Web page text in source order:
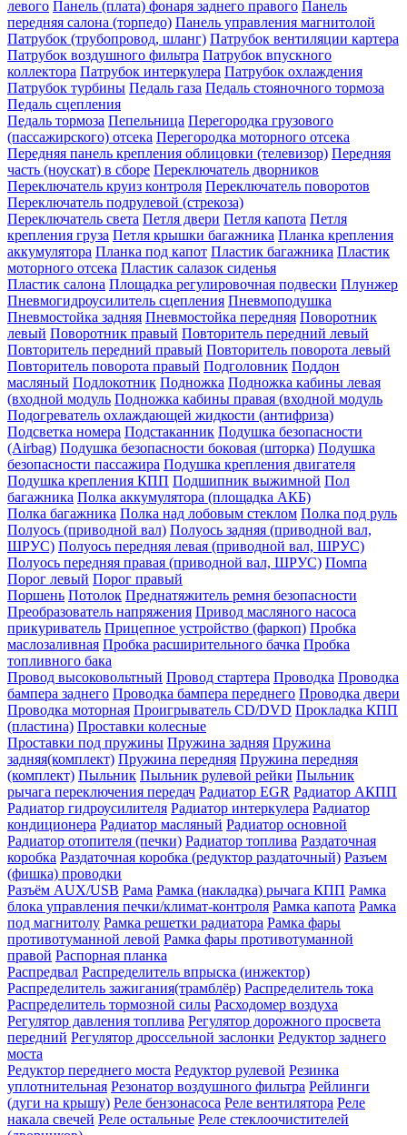
левого Панель (плата) фонаря заднего правого Панель
передняя салона (торпедо) Панель управления магнитолой
Патрубок (трубопровод, шланг) Патрубок вентиляции картера
Патрубок воздушного фильтра Патрубок впускного
коллектора Патрубок интеркулера Патрубок охлаждения
Патрубок турбины Педаль газа Педаль стояночного тормоза
Педаль сцепления
Педаль тормоза Пепельница Перегородка грузового
(пассажирского) отсека Перегородка моторного отсека
Передняя панель крепления облицовки (телевизор) Передняя
часть (ноускат) в сборе Переключатель дворников
Переключатель круиз контроля Переключатель поворотов
Переключатель подрулевой (стрекоза)
Переключатель света Петля двери Петля капота Петля
крепления груза Петля крышки багажника Планка крепления
аккумулятора Планка под капот Пластик багажника Пластик
моторного отсека Пластик салазок сиденья
Пластик салона Площадка регулировочная подвески Плунжер
Пневмогидроусилитель сцепления Пневмоподушка
Пневмостойка задняя Пневмостойка передняя Поворотник
левый Поворотник правый Повторитель передний левый
Повторитель передний правый Повторитель поворота левый
Повторитель поворота правый Подголовник Поддон
масляный Подлокотник Подножка Подножка кабины левая
(входной модуль Подножка кабины правая (входной модуль
Подогреватель охлаждающей жидкости (антифриза)
Подсветка номера Подстаканник Подушка безопасности
(Airbag) Подушка безопасности боковая (шторка) Подушка
безопасности пассажира Подушка крепления двигателя
Подушка крепления КПП Подшипник выжимной Пол
багажника Полка аккумулятора (площадка АКБ)
Полка багажника Полка над лобовым стеклом Полка под руль
Полуось (приводной вал) Полуось задняя (приводной вал,
ШРУС) Полуось передняя левая (приводной вал, ШРУС)
Полуось передняя правая (приводной вал, ШРУС) Помпа
Порог левый Порог правый
Поршень Потолок Преднатяжитель ремня безопасности
Преобразователь напряжения Привод масляного насоса
прикуриватель Прицепное устройство (фаркоп) Пробка
маслозаливная Пробка расширительного бачка Пробка
топливного бака
Провод высоковольтный Провод стартера Проводка Проводка
бампера заднего Проводка бампера переднего Проводка двери
Проводка моторная Проигрыватель CD/DVD Прокладка КПП
(пластина) Проставки колесные
Проставки под пружины Пружина задняя Пружина
задняя(комплект) Пружина передняя Пружина передняя
(комплект) Пыльник Пыльник рулевой рейки Пыльник
рычага переключения передач Радиатор EGR Радиатор АКПП
Радиатор гидроусилителя Радиатор интеркулера Радиатор
кондиционера Радиатор масляный Радиатор основной
Радиатор отопителя (печки) Радиатор топлива Раздаточная
коробка Раздаточная коробка (редуктор раздаточный) Разъем
(фишка) проводки
Разъём AUX/USB Рама Рамка (накладка) рычага КПП Рамка
блока управления печки/климат-контроля Рамка капота Рамка
под магнитолу Рамка решетки радиатора Рамка фары
противотуманной левой Рамка фары противотуманной
правой Распорная планка
Распредвал Распределитель впрыска (инжектор)
Распределитель зажигания(трамблёр) Распределитель тока
Распределитель тормозной силы Расходомер воздуха
Регулятор давления топлива Регулятор дорожного просвета
передний Регулятор дроссельной заслонки Редуктор заднего
моста
Редуктор переднего моста Редуктор рулевой Резинка
уплотнительная Резонатор воздушного фильтра Рейлинги
(дуги на крышу) Реле бензонасоса Реле вентилятора Реле
накала свечей Реле остальные Реле стеклоочистителей